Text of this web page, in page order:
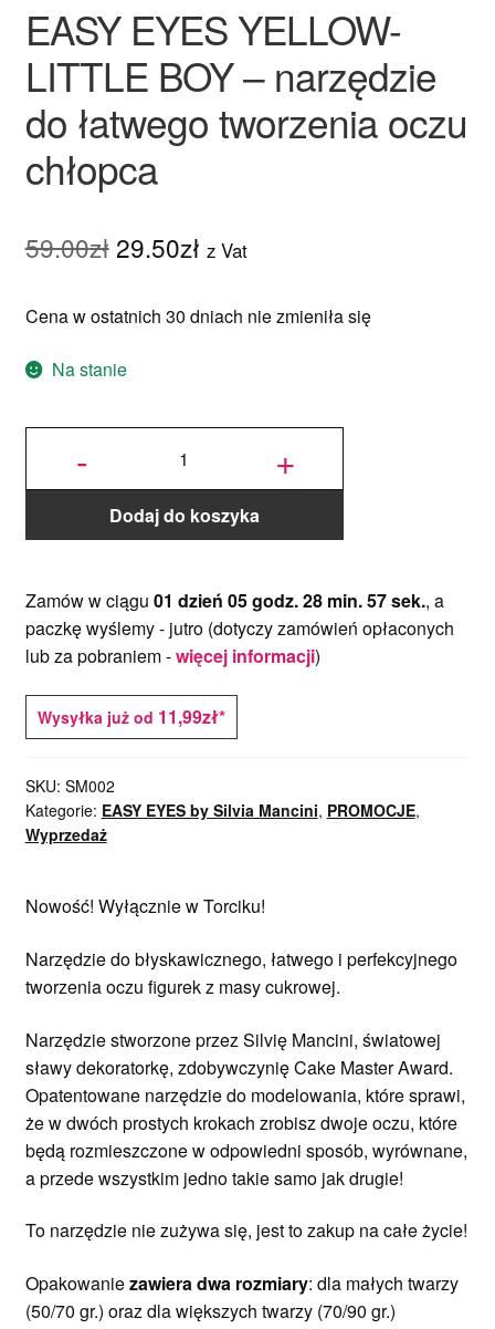
EASY EYES YELLOW-
LITTLE BOY – narzędzie
do łatwego tworzenia oczu
chłopca
59.00zł Pierwotna
wynosiła:
59.00zł.
29.50złAktualna
wynosi:
z Vat
Cena w ostatnich 30 dniach nie zmieniła się
Na stanie
-
ilość
YELLOW-
LITTLE
narzędzie
do
+
Dodaj do koszyka
Zamów w ciągu 01 dzień 05 godz. 28 min. 57 sek., a
paczkę wyślemy - jutro(dotyczy zamówień opłaconych
lub za pobraniem -więcej informacji)
Wysyłka już od 11,99zł*
SKU: SM002
Kategorie: EASY EYES by Silvia Mancini, PROMOCJE,
Wyprzedaż
Nowość! Wyłącznie w Torciku!
Narzędzie do błyskawicznego, łatwego i perfekcyjnego
tworzenia oczu figurek z masy cukrowej.
Narzędzie stworzone przez Silvię Mancini, światowej
sławy dekoratorkę, zdobywczynię Cake Master Award.
Opatentowane narzędzie do modelowania, które sprawi,
że w dwóch prostych krokach zrobisz dwoje oczu, które
będą rozmieszczone w odpowiedni sposób, wyrównane,
a przede wszystkim jedno takie samo jak drugie!
To narzędzie nie zużywa się, jest to zakup na całe życie!
Opakowaniezawiera dwa rozmiary: dla małych twarzy
(50/70 gr.) oraz dla większych twarzy (70/90 gr.)